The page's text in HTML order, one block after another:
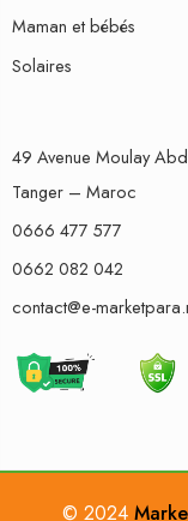
Maman et bébés
Solaires
49 Avenue Moulay
Tanger – Maroc
0666 477 577
0662 082 042
contact@e-
© 2024